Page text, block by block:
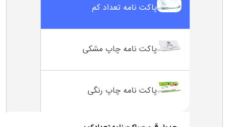
پاکت نامه تعداد کم
پاکت نامه چاپ مشکی
پاکت نامه چاپ رنگی